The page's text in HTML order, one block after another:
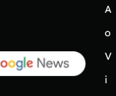
A
o
V
i